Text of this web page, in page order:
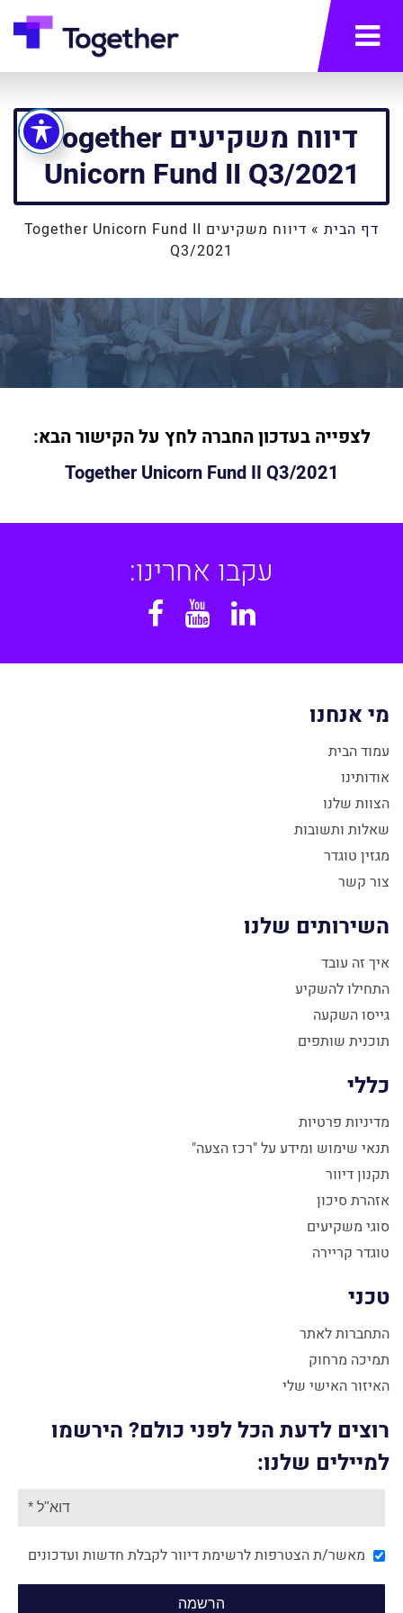
תפריט
דיווח משקיעים Together
Unicorn Fund II Q3/2021
דף הבית »
דיווח משקיעים Together Unicorn Fund II
Q3/2021
לצפייה בעדכון החברה לחץ עלהקישור הבא:
Together Unicorn Fund II Q3/2021
עקבו אחרינו:
Linkedin
YouTube
מי אנחנו
עמוד הבית
אודותינו
הצוות שלנו
שאלות ותשובות
מגזין טוגדר
צור קשר
השירותים שלנו
איך זה עובד
התחילו להשקיע
גייסו השקעה
תוכנית שותפים
כללי
מדיניות פרטיות
תנאי שימוש ומידע על "רכז הצעה"
תקנון דיוור
אזהרת סיכון
סוגי משקיעים
טוגדר קריירה
טכני
התחברות לאתר
תמיכה מרחוק
האיזור האישי שלי
רוצים לדעת הכל לפני כולם? הירשמו
למיילים שלנו:
מאשר/ת הצטרפות לרשימת דיוור לקבלת חדשות ועדכונים